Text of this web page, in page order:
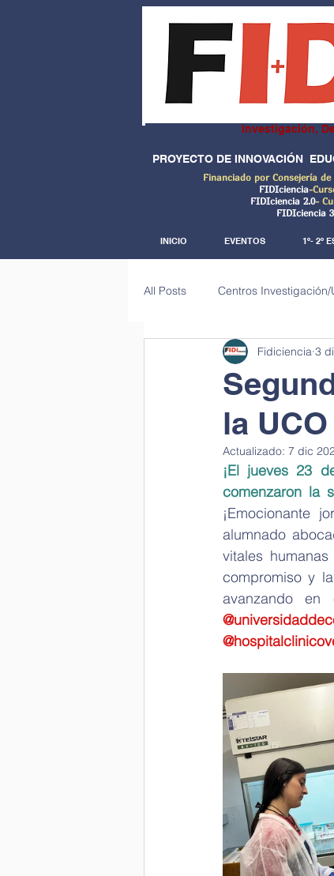
Investigación,
PROYECTO DE INNOVACIÓN
Financiado por Consejería
FIDIciencia-
FIDIciencia 2.0-
FIDIciencia
INICIO EVENTOS 1º- 2º
All Posts Centros
Investigaciones de campo
Laboratorio en clase
Cantamos a la salud
Visual thinking Scientific
Día mujer y niña en la ciencia
Congresos Científicos
la UCO
Fidiciencia 3
Actualizado: 7 dic
¡El jueves 23
comenzaron la
¡Emocionante
alumnado
vitales
compromiso y
avanzando en